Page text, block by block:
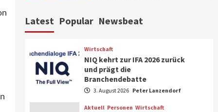
IFA App 2026 als Download für
verfügbar
7
Aktuell Background TV/Video
Samsung Smart TV Line-up
erhält erneut IT-
Sicherheitskennzeichen des
BSI
Latest Popular Newsbeat
Wirtschaft
NIQ kehrt zur IFA 2026 zurück
und prägt die
Branchendebatte
3. August 2026 Peter Lanzendorf
Aktuell Personen Wirtschaft